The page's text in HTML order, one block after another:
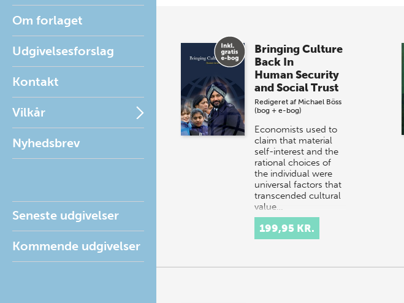
Om forlaget
Udgivelsesforslag
Kontakt
Vilkår
Nyhedsbrev
Seneste udgivelser
Kommende udgivelser
Bringing Culture
Back In
Human Security
and Social Trust
Redigeret af Michael Böss
(bog + e-bog)
Economists used to
claim that material
self-interest and the
rational choices of
the individual were
universal factors that
transcended cultural
value…
199,95 KR.